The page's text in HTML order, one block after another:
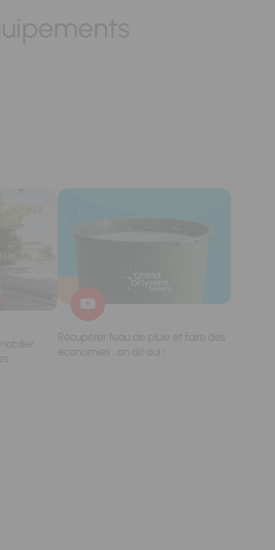
Récupérer l'eau de pluie et faire des
économies : on dit oui !